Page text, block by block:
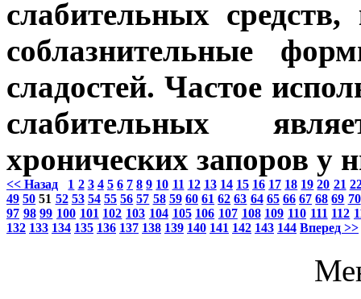
слабительных
соблазнительные
сладостей. Частое
слабительных
хронических запоров у
<< Назад 1 2 3 4 5 6 7 8 9 10 11 12 13 14 15 16 17 18 19 20 21
49 50 51 52 53 54 55 56 57 58 59 60 61 62 63 64 65 66 67 68 69 70
97 98 99 100 101 102 103 104 105 106 107 108 109 110 111 112
132 133 134 135 136 137 138 139 140 141 142 143 144 Вперед >>